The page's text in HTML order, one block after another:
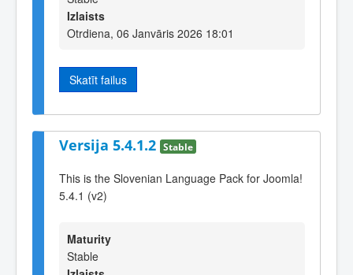
Izlaists
Otrdiena, 06 Janvāris 2026 18:01
Skatīt failus
Versija 5.4.1.2 Stable
This is the Slovenian Language Pack for Joomla!
5.4.1 (v2)
Maturity
Stable